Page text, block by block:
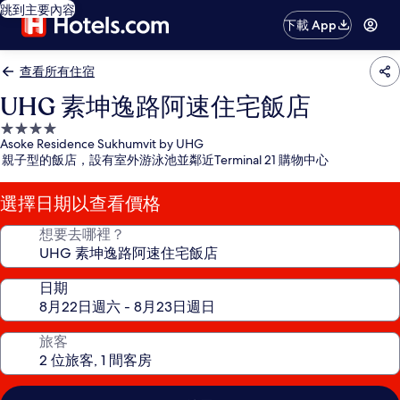
跳到主要內容
下載 App
查看所有住宿
UHG 素坤逸路阿速住宅飯店
4.0
星
級
住
宿
Asoke Residence Sukhumvit by UHG
親子型的飯店，設有室外游泳池並鄰近Terminal 21 購物中心
選擇日期以查看價格
想要去哪裡？
日期
旅客